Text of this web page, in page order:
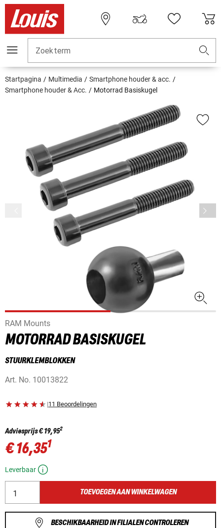
Zoekterm
Startpagina Multimedia
Smartphone houder & acc.
Smartphone houder & Acc.
Motorrad Basiskugel
RAM Mounts
MOTORRAD BASISKUGEL
STUURKLEMBLOKKEN
Art. No. 10013822
|11 Beoordelingen
Adviesprijs€ 19,952
€ 16,351
Leverbaar
TOEVOEGEN AAN WINKELWAGEN
BESCHIKBAARHEID IN FILIALEN CONTROLEREN